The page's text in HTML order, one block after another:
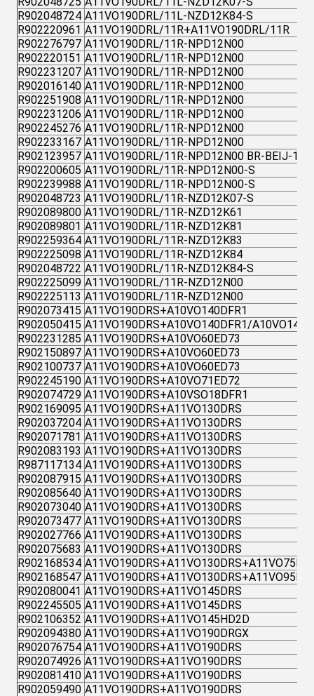
R902048724 A11VO190DRL/11L-NZD12K84-S
R902220961 A11VO190DRL/11R+A11VO190DRL/11R
R902276797 A11VO190DRL/11R-NPD12N00
R902220151 A11VO190DRL/11R-NPD12N00
R902231207 A11VO190DRL/11R-NPD12N00
R902016140 A11VO190DRL/11R-NPD12N00
R902251908 A11VO190DRL/11R-NPD12N00
R902231206 A11VO190DRL/11R-NPD12N00
R902245276 A11VO190DRL/11R-NPD12N00
R902233167 A11VO190DRL/11R-NPD12N00
R902123957 A11VO190DRL/11R-NPD12N00 BR-BEIJ-1
R902200605 A11VO190DRL/11R-NPD12N00-S
R902239988 A11VO190DRL/11R-NPD12N00-S
R902048723 A11VO190DRL/11R-NZD12K07-S
R902089800 A11VO190DRL/11R-NZD12K61
R902089801 A11VO190DRL/11R-NZD12K81
R902259364 A11VO190DRL/11R-NZD12K83
R902225098 A11VO190DRL/11R-NZD12K84
R902048722 A11VO190DRL/11R-NZD12K84-S
R902225099 A11VO190DRL/11R-NZD12N00
R902225113 A11VO190DRL/11R-NZD12N00
R902073415 A11VO190DRS+A10VO140DFR1
R902050415 A11VO190DRS+A10VO140DFR1/
R902231285 A11VO190DRS+A10VO60ED73
R902150897 A11VO190DRS+A10VO60ED73
R902100737 A11VO190DRS+A10VO60ED73
R902245190 A11VO190DRS+A10VO71ED72
R902074729 A11VO190DRS+A10VSO18DFR1
R902169095 A11VO190DRS+A11VO130DRS
R902037204 A11VO190DRS+A11VO130DRS
R902071781 A11VO190DRS+A11VO130DRS
R902083193 A11VO190DRS+A11VO130DRS
R987117134 A11VO190DRS+A11VO130DRS
R902087915 A11VO190DRS+A11VO130DRS
R902085640 A11VO190DRS+A11VO130DRS
R902073040 A11VO190DRS+A11VO130DRS
R902073477 A11VO190DRS+A11VO130DRS
R902027766 A11VO190DRS+A11VO130DRS
R902075683 A11VO190DRS+A11VO130DRS
R902168534
R902168547
R902080041 A11VO190DRS+A11VO145DRS
R902245505 A11VO190DRS+A11VO145DRS
R902106352 A11VO190DRS+A11VO145HD2D
R902094380 A11VO190DRS+A11VO190DRGX
R902076754 A11VO190DRS+A11VO190DRS
R902074926 A11VO190DRS+A11VO190DRS
R902081410 A11VO190DRS+A11VO190DRS
R902059490 A11VO190DRS+A11VO190DRS